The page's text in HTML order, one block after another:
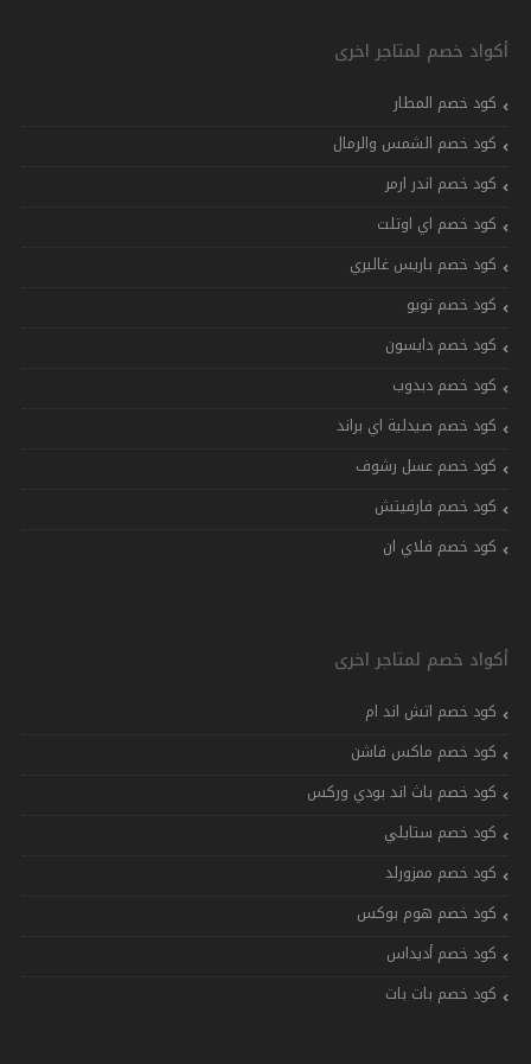
أكواد خصم لمتاجر اخرى
كود خصم المطار
كود خصم الشمس والرمال
كود خصم اندر ارمر
كود خصم اي اوتلت
كود خصم باريس غاليري
كود خصم تويو
كود خصم دايسون
كود خصم دبدوب
كود خصم صيدلية اي براند
كود خصم عسل رشوف
كود خصم فارفيتش
كود خصم فلاي ان
أكواد خصم لمتاجر اخرى
كود خصم اتش اند ام
كود خصم ماكس فاشن
كود خصم باث اند بودي وركس
كود خصم ستايلي
كود خصم ممزورلد
كود خصم هوم بوكس
كود خصم أديداس
كود خصم بات بات